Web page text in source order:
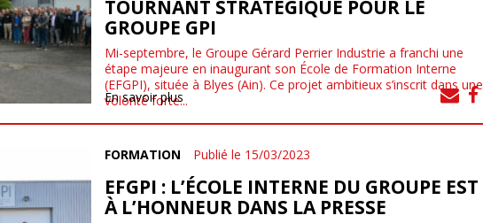
TOURNANT STRATÉGIQUE POUR LE
GROUPE GPI
Mi-septembre, le Groupe Gérard Perrier Industrie a franchi une
étape majeure en inaugurant son École de Formation Interne
(EFGPI), située à Blyes (Ain). Ce projet ambitieux s’inscrit dans une
volonté forte...
En savoir plus
FORMATION Publié le 15/03/2023
EFGPI : L’ÉCOLE INTERNE DU GROUPE EST
À L’HONNEUR DANS LA PRESSE